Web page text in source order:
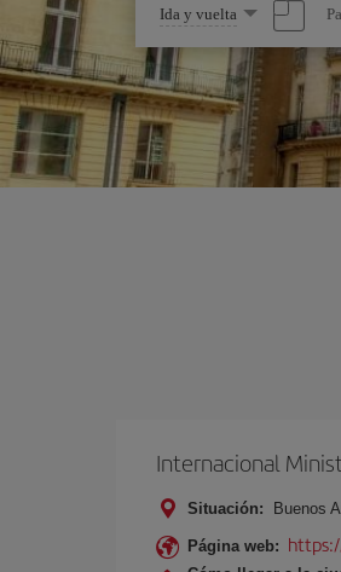
Seleccione
una
opción
Ida y vuelta
Internacional
Situación: Buenos
Página web: